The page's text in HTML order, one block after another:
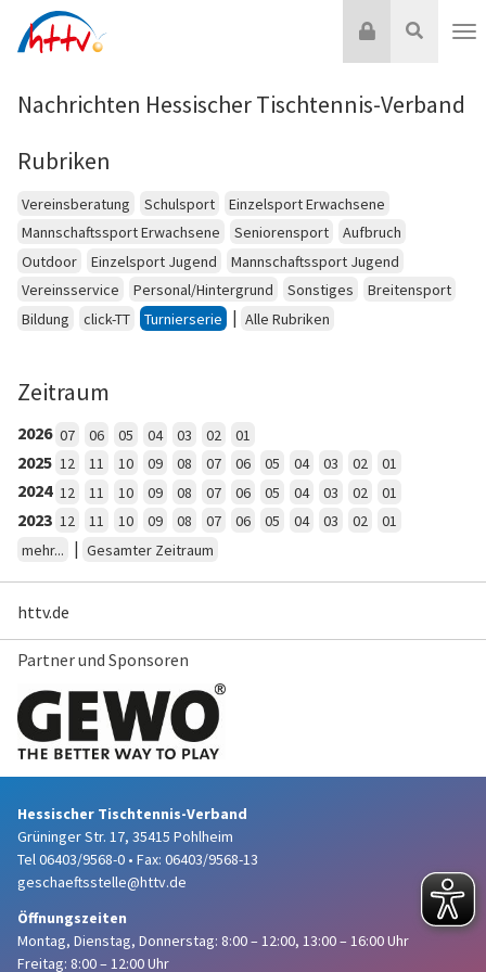
Inhalt
Suche
Login
Nachrichten Hessischer Tischtennis-Verband
Rubriken
Vereinsberatung Schulsport
Einzelsport Erwachsene
Mannschaftssport Erwachsene
Seniorensport
Aufbruch
Outdoor
Einzelsport Jugend
Mannschaftssport Jugend
Vereinsservice
Personal/Hintergrund Sonstiges
Breitensport
Bildung
click-TT Turnierserie | Alle Rubriken
Zeitraum
2026 07 06 05 04 03 02 01
2025 12 11 10 09 08 07 06 05 04 03 02 01
2024 12 11 10 09 08 07 06 05 04 03 02 01
2023 12 11 10 09 08 07 06 05 04 03 02
01
mehr...
| Gesamter Zeitraum
httv.de
Partner und Sponsoren
Hessischer Tischtennis-Verband
Grüninger Str. 17, 35415 Pohlheim
Tel 06403/9568-0 • Fax: 06403/9568-13
geschaeftsstelle@httv.de
Öffnungszeiten
Montag, Dienstag, Donnerstag: 8:00 – 12:00, 13:00 – 16:00 Uhr
Freitag: 8:00 – 12:00 Uhr